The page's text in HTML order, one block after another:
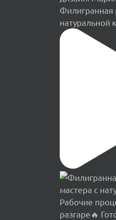
Филигранная
натуральной
Рабочие
разгаре🔥